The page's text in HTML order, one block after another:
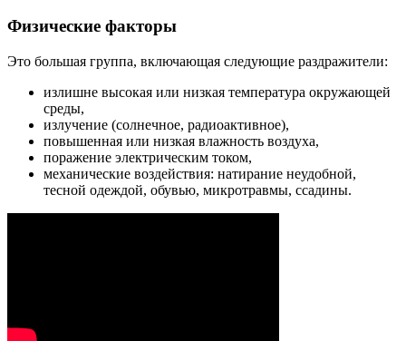
Физические факторы
Это большая группа, включающая следующие раздражители:
излишне высокая или низкая температура окружающей
среды,
излучение (солнечное, радиоактивное),
повышенная или низкая влажность воздуха,
поражение электрическим током,
механические воздействия: натирание неудобной,
тесной одеждой, обувью, микротравмы, ссадины.